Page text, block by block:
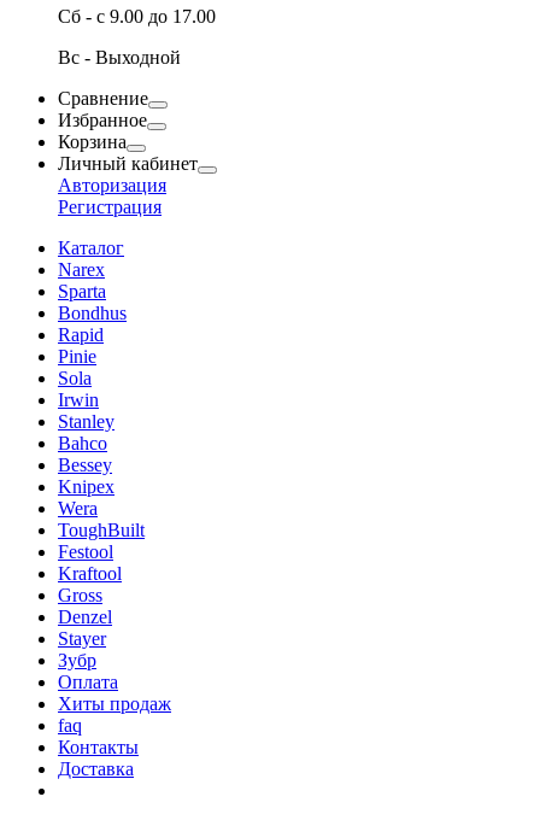
Сб - с 9.00 до 17.00
Вс - Выходной
Сравнение
Избранное
Корзина
Личный кабинет
Авторизация
Регистрация
Каталог
Narex
Sparta
Bondhus
Rapid
Pinie
Sola
Irwin
Stanley
Bahco
Bessey
Knipex
Wera
ToughBuilt
Festool
Kraftool
Gross
Denzel
Stayer
Зубр
Оплата
Хиты продаж
faq
Контакты
Доставка